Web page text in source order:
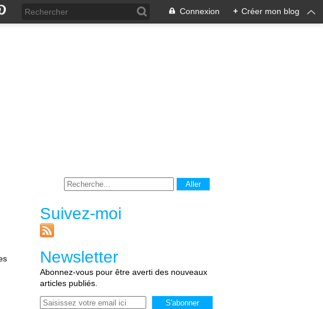
Connexion + Créer mon blog
Suivez-moi
Newsletter
Abonnez-vous pour être averti des nouveaux
articles publiés.
Email